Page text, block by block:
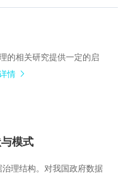
理清数据资源，了解数据来龙去脉
指标体系建设方案
数据仓库及商业智能方案
集数据采集补录、数据ETL建
仓湖一体化数据中心建
涵盖数据存储、数据集成、
的相关研究提供一定的启
情
模式
理结构。对我国政府数据